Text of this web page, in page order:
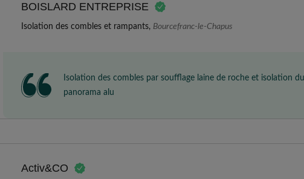
BOISLARD ENTREPRISE
Isolation des combles et rampants, Bourcefranc-le-Chapus
Isolation des combles par soufflage laine de roche et isolation
panorama alu
Activ&CO